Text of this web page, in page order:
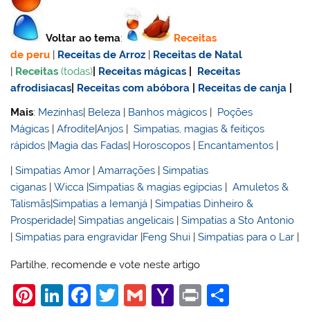
Voltar ao tema:
Receitas
de peru | Receitas de Arroz | Receitas de Natal
| Receitas (todas) Receitas mágicas
Receitas
afrodisiacas Receitas com abóbora Receitas de canja
Mais: Mezinhas| Beleza | Banhos mágicos | Poções
Mágicas |Afrodite|Anjos |Simpatias, magias & feitiços
rápidos |Magia das Fadas| Horoscopos | Encantamentos |
|Simpatias Amor |Amarrações |Simpatias
ciganas |Wicca |Simpatias & magias egípcias |Amuletos &
Talismãs|Simpatias a Iemanjá |Simpatias Dinheiro &
Prosperidade|Simpatias angelicais |Simpatias a Sto Antonio
|Simpatias para engravidar |Feng Shui |Simpatias para o Lar |
Partilhe, recomende e vote neste artigo
Pi Li F
T
G
Y
Pr